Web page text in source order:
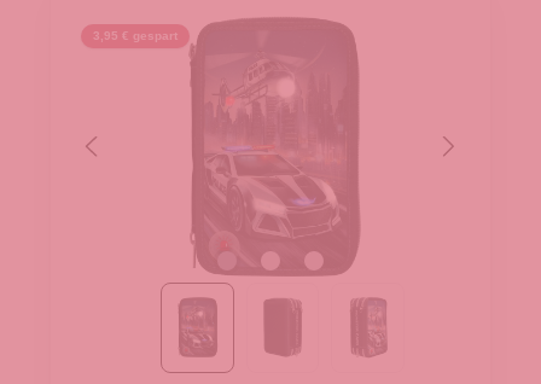
3,95 € gespart